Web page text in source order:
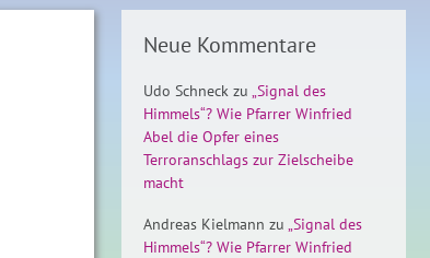
Neue Kommentare
Udo Schneck zu „Signal des
Himmels“? Wie Pfarrer Winfried
Abel die Opfer eines
Terroranschlags zur Zielscheibe
macht
Andreas Kielmann zu „Signal des
Himmels“? Wie Pfarrer Winfried